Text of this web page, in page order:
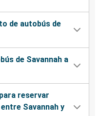
de autobús de
de Savannah a
reservar
Savannah y